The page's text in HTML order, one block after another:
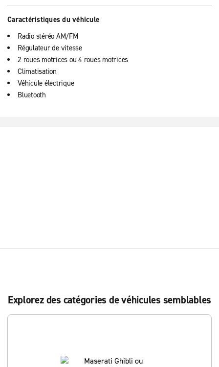
Caractéristiques du véhicule
Radio stéréo AM/FM
Régulateur de vitesse
2 roues motrices ou 4 roues motrices
Climatisation
Véhicule électrique
Bluetooth
Explorez des catégories de véhicules semblables